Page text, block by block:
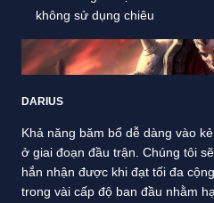
không sử dụng chiêu
DARIUS
Khả năng băm bổ dễ dàng vào
ở giai đoạn đầu trận. Chúng tôi
hắn nhận được khi đạt tối đa
trong vài cấp độ ban đầu nhằm